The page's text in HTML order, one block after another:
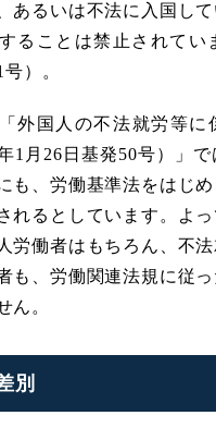
あるいは不法に入国し
ることは禁止されてい
）。
外国人の不法就労等に
年1月26日基発50号）」
も、労働基準法をはじ
れるとしています。よ
労働者はもちろん、不
も、労働関連法規に従
ん。
別